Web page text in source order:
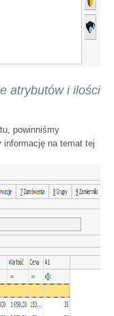
atrybutów i ilości
powinniśmy
informację na temat tej